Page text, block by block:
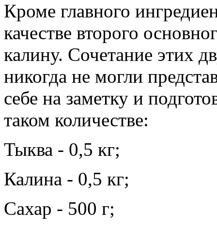
Кроме главного
качестве второго
калину. Сочетание этих
никогда не могли
себе на заметку и
таком количестве:
Тыква - 0,5 кг;
Калина - 0,5 кг;
Сахар - 500 г;